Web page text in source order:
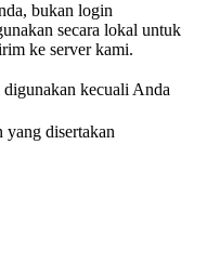
bukan login
secara lokal untuk
ke server kami.
kecuali Anda
disertakan